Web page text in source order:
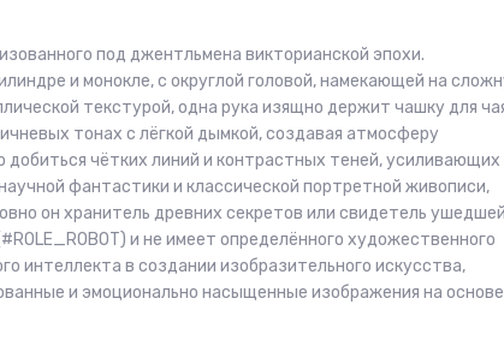
под джентльмена викторианской эпохи.
и монокле, с округлой головой, намекающей на
текстурой, одна рука изящно держит чашку для
тонах с лёгкой дымкой, создавая атмосферу
чётких линий и контрастных теней, усиливающих
фантастики и классической портретной живописи,
он хранитель древних секретов или свидетель ушедшей
и не имеет определённого художественного
интеллекта в создании изобразительного искусства,
и эмоционально насыщенные изображения на основе